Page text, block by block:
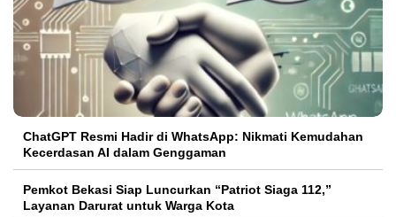
ChatGPT Resmi Hadir di WhatsApp: Nikmati Kemudahan
Kecerdasan AI dalam Genggaman
Pemkot Bekasi Siap Luncurkan “Patriot Siaga 112,”
Layanan Darurat untuk Warga Kota